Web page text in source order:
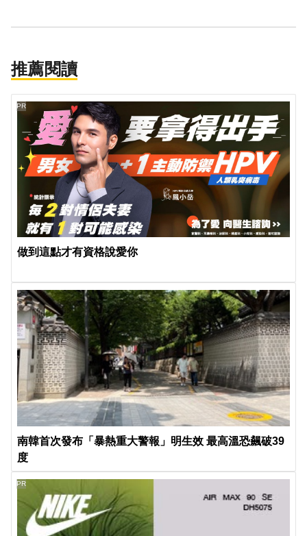
推薦閱讀
做到這點才有資格說愛你
PR
南韓首次發布「暴熱重大警報」明生效 最高溫恐飆破39
度
PR